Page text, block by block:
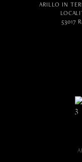
ARILLO IN
53017